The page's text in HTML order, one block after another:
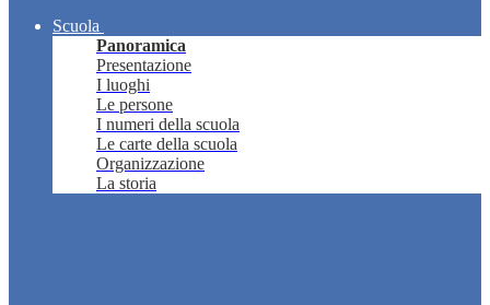
Scuola
Panoramica
Presentazione
I luoghi
Le persone
I numeri della scuola
Le carte della scuola
Organizzazione
La storia